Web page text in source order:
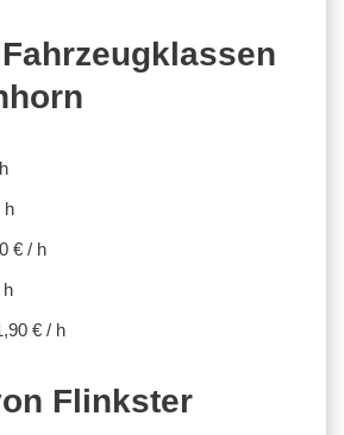
h
€ / h
h
€ / h
Flinkster